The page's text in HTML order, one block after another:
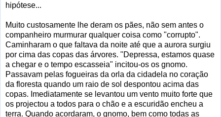
hipótese...
Muito custosamente lhe deram os pães, não sem antes o
companheiro murmurar qualquer coisa como "corrupto".
Caminharam o que faltava da noite até que a aurora surgiu
por cima das copas das árvores. "Depressa, estamos quase
a chegar e o tempo escasseia" incitou-os os gnomo.
Passavam pelas fogueiras da orla da cidadela no coração
da floresta quando um raio de sol despontou acima das
copas. Imediatamente se levantou um vento muito forte que
os projectou a todos para o chão e a escuridão encheu a
terra. Quando acordaram, o gnomo, bem como todas as